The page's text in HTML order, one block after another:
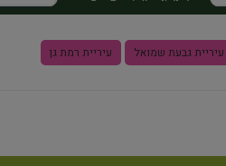
עיריית גבעת שמואל עיריית רמת גן